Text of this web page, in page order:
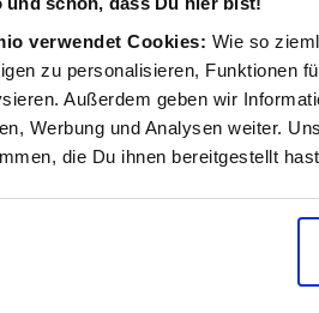
verwendet Cookies: Wie so
zu personalisieren, Funktionen
Außerdem geben wir
Werbung und Analysen weiter.
die Du ihnen bereitgestellt
Eilenburg
Produkte aus diesen Kategorien: